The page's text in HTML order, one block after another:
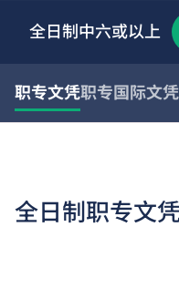
全日制中六或以上
职专文凭职专国际文凭
全日制职专文